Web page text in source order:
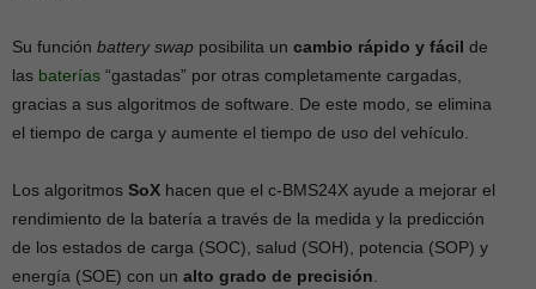
Su función battery swap posibilita un cambio rápido y fácil de
las baterías “gastadas” por otras completamente cargadas,
gracias a sus algoritmos de software. De este modo, se elimina
el tiempo de carga y aumente el tiempo de uso del vehículo.
Los algoritmos SoX hacen que el c-BMS24X ayude a mejorar el
rendimiento de la batería a través de la medida y la predicción
de los estados de carga (SOC), salud (SOH), potencia (SOP) y
energía (SOE) con un alto grado de precisión